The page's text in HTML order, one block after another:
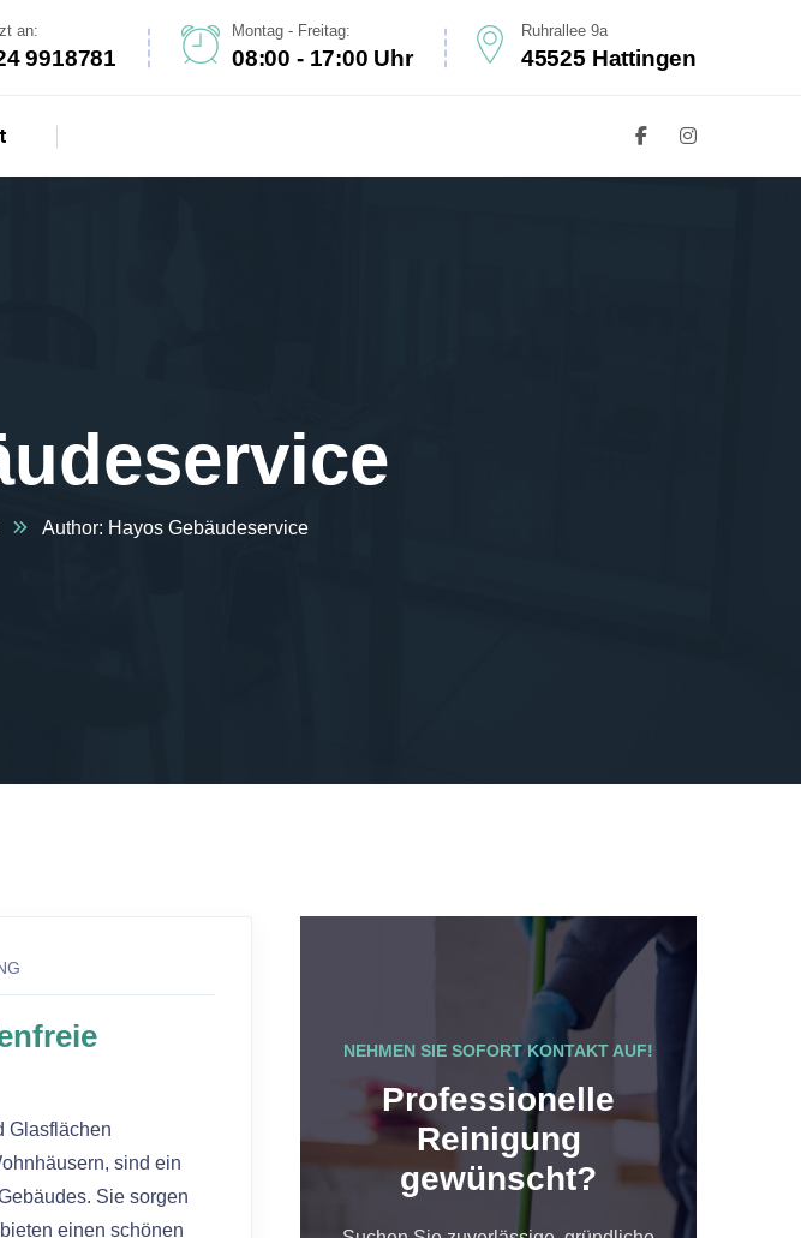
an:
9918781
Montag - Freitag:
08:00 - 17:00 Uhr
Ruhrallee 9a
45525 Hattingen
Author: Hayos Gebäudeservice
Glasflächen
sind ein
Sie sorgen
einen schönen
NEHMEN SIE SOFORT KONTAKT AUF!
Professionelle
Reinigung
gewünscht?